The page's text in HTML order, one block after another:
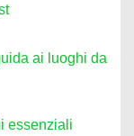
ai luoghi da
essenziali